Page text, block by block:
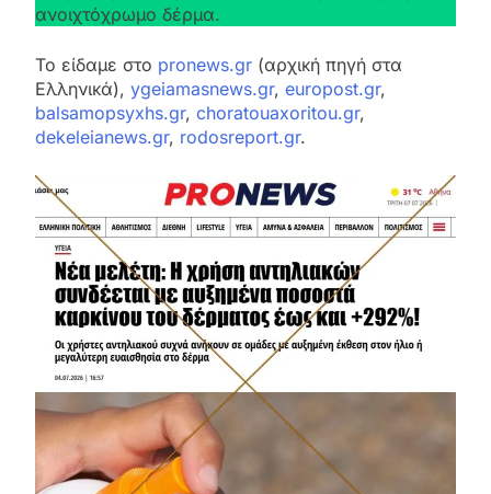
ανοιχτόχρωμο δέρμα.
Το είδαμε στο pronews.gr (αρχική πηγή στα
Ελληνικά), ygeiamasnews.gr, europost.gr,
balsamopsyxhs.gr, choratouaxoritou.gr,
dekeleianews.gr, rodosreport.gr.